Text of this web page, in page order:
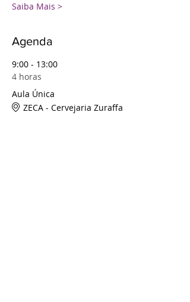
Saiba Mais >
Agenda
9:00 - 13:00
4 horas
Aula Única
ZECA - Cervejaria Zuraffa